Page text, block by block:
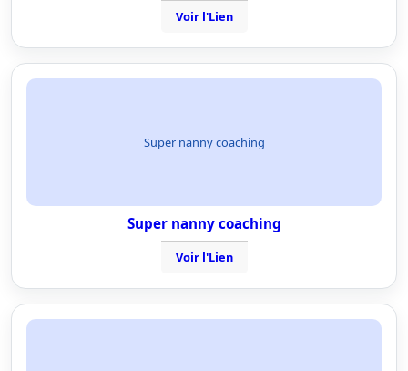
Voir l'Lien
Super nanny coaching
Super nanny coaching
Voir l'Lien